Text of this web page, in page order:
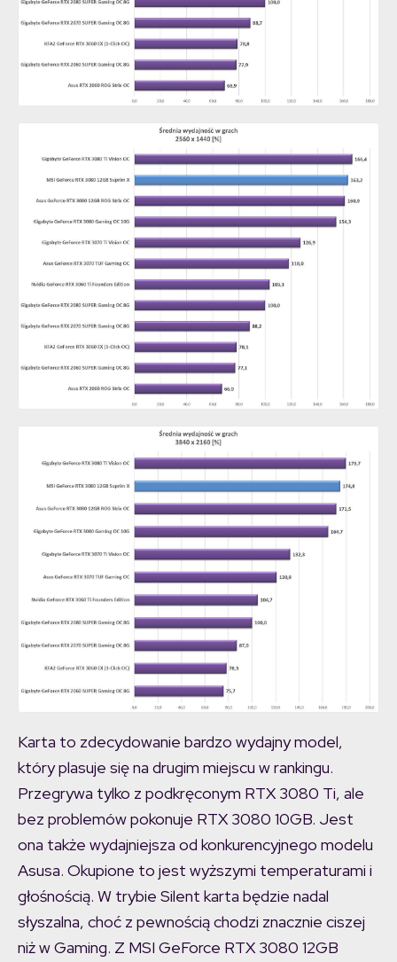
Karta to zdecydowanie bardzo wydajny model,
który plasuje się na drugim miejscu w rankingu.
Przegrywa tylko z podkręconym RTX 3080 Ti, ale
bez problemów pokonuje RTX 3080 10GB. Jest
ona także wydajniejsza od konkurencyjnego modelu
Asusa. Okupione to jest wyższymi temperaturami i
głośnością. W trybie Silent karta będzie nadal
słyszalna, choć z pewnością chodzi znacznie ciszej
niż w Gaming. Z MSI GeForce RTX 3080 12GB